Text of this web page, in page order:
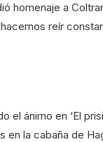
homenaje a
reír
ánimo en ‘El
en la cabaña de